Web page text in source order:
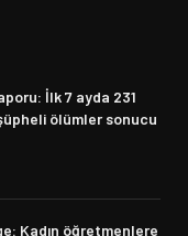
İlk 7 ayda 231
ölümler sonucu
Kadın öğretmenlere